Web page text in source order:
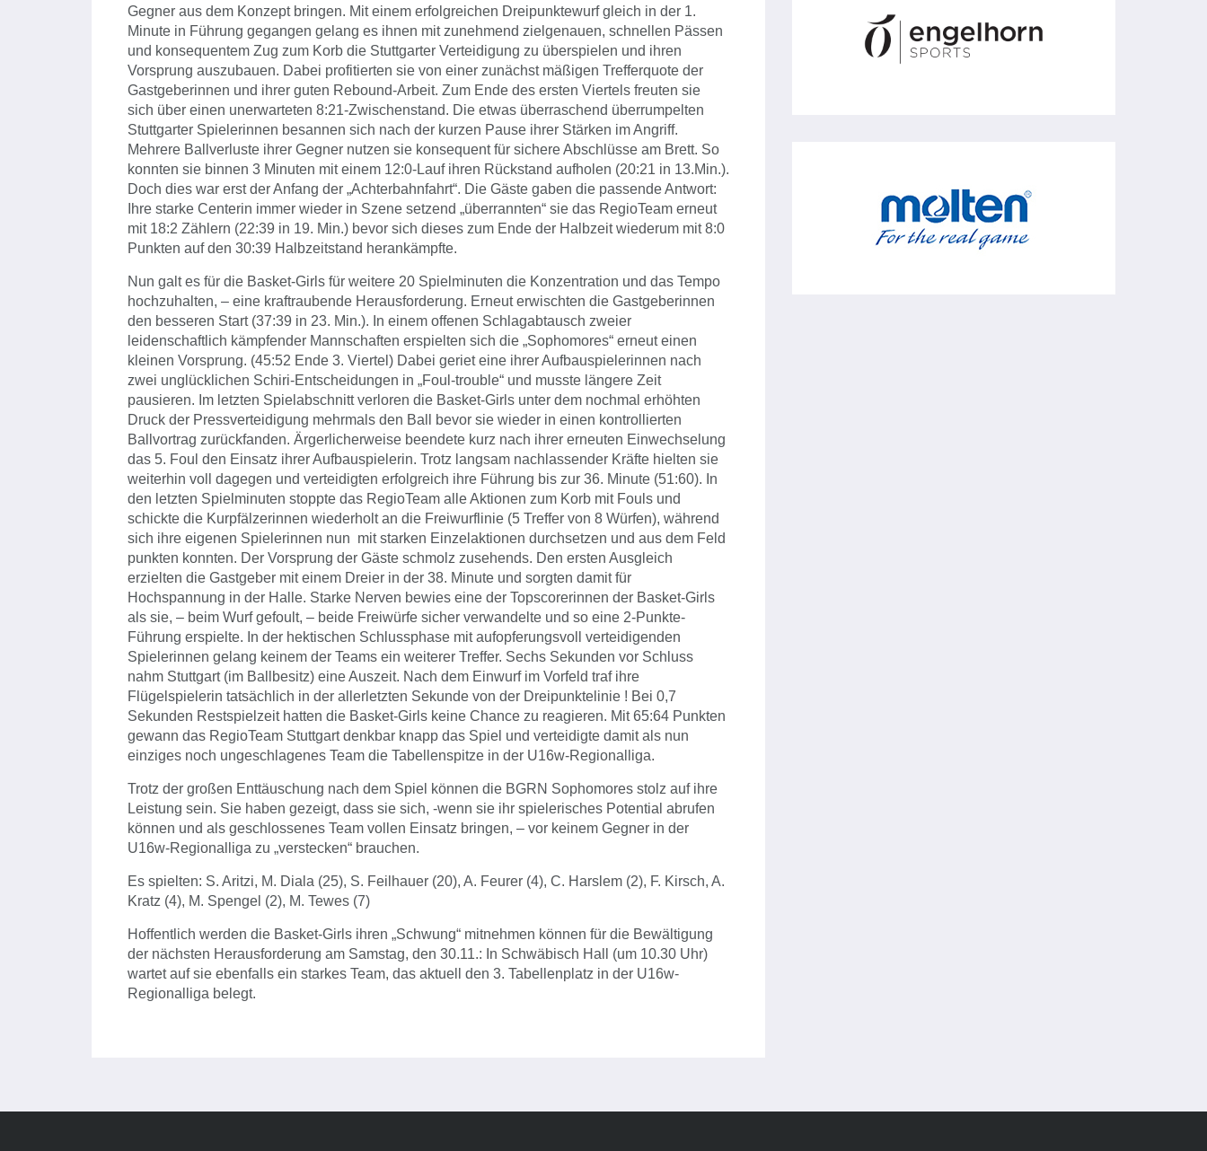
Gegner aus dem Konzept bringen. Mit einem erfolgreichen Dreipunktewurf gleich in der 1.
Minute in Führung gegangen gelang es ihnen mit zunehmend zielgenauen, schnellen Pässen
und konsequentem Zug zum Korb die Stuttgarter Verteidigung zu überspielen und ihren
Vorsprung auszubauen. Dabei profitierten sie von einer zunächst mäßigen Trefferquote der
Gastgeberinnen und ihrer guten Rebound-Arbeit. Zum Ende des ersten Viertels freuten sie
sich über einen unerwarteten 8:21-Zwischenstand. Die etwas überraschend überrumpelten
Stuttgarter Spielerinnen besannen sich nach der kurzen Pause ihrer Stärken im Angriff.
Mehrere Ballverluste ihrer Gegner nutzen sie konsequent für sichere Abschlüsse am Brett. So
konnten sie binnen 3 Minuten mit einem 12:0-Lauf ihren Rückstand aufholen (20:21 in 13.Min.).
Doch dies war erst der Anfang der „Achterbahnfahrt“. Die Gäste gaben die passende Antwort:
Ihre starke Centerin immer wieder in Szene setzend „überrannten“ sie das RegioTeam erneut
mit 18:2 Zählern (22:39 in 19. Min.) bevor sich dieses zum Ende der Halbzeit wiederum mit 8:0
Punkten auf den 30:39 Halbzeitstand herankämpfte.
Nun galt es für die Basket-Girls für weitere 20 Spielminuten die Konzentration und das Tempo
hochzuhalten, – eine kraftraubende Herausforderung. Erneut erwischten die Gastgeberinnen
den besseren Start (37:39 in 23. Min.). In einem offenen Schlagabtausch zweier
leidenschaftlich kämpfender Mannschaften erspielten sich die „Sophomores“ erneut einen
kleinen Vorsprung. (45:52 Ende 3. Viertel) Dabei geriet eine ihrer Aufbauspielerinnen nach
zwei unglücklichen Schiri-Entscheidungen in „Foul-trouble“ und musste längere Zeit
pausieren. Im letzten Spielabschnitt verloren die Basket-Girls unter dem nochmal erhöhten
Druck der Pressverteidigung mehrmals den Ball bevor sie wieder in einen kontrollierten
Ballvortrag zurückfanden. Ärgerlicherweise beendete kurz nach ihrer erneuten Einwechselung
das 5. Foul den Einsatz ihrer Aufbauspielerin. Trotz langsam nachlassender Kräfte hielten sie
weiterhin voll dagegen und verteidigten erfolgreich ihre Führung bis zur 36. Minute (51:60). In
den letzten Spielminuten stoppte das RegioTeam alle Aktionen zum Korb mit Fouls und
schickte die Kurpfälzerinnen wiederholt an die Freiwurflinie (5 Treffer von 8 Würfen), während
sich ihre eigenen Spielerinnen nun mit starken Einzelaktionen durchsetzen und aus dem Feld
punkten konnten. Der Vorsprung der Gäste schmolz zusehends. Den ersten Ausgleich
erzielten die Gastgeber mit einem Dreier in der 38. Minute und sorgten damit für
Hochspannung in der Halle. Starke Nerven bewies eine der Topscorerinnen der Basket-Girls
als sie, – beim Wurf gefoult, – beide Freiwürfe sicher verwandelte und so eine 2-Punkte-
Führung erspielte. In der hektischen Schlussphase mit aufopferungsvoll verteidigenden
Spielerinnen gelang keinem der Teams ein weiterer Treffer. Sechs Sekunden vor Schluss
nahm Stuttgart (im Ballbesitz) eine Auszeit. Nach dem Einwurf im Vorfeld traf ihre
Flügelspielerin tatsächlich in der allerletzten Sekunde von der Dreipunktelinie ! Bei 0,7
Sekunden Restspielzeit hatten die Basket-Girls keine Chance zu reagieren. Mit 65:64 Punkten
gewann das RegioTeam Stuttgart denkbar knapp das Spiel und verteidigte damit als nun
einziges noch ungeschlagenes Team die Tabellenspitze in der U16w-Regionalliga.
Trotz der großen Enttäuschung nach dem Spiel können die BGRN Sophomores stolz auf ihre
Leistung sein. Sie haben gezeigt, dass sie sich, -wenn sie ihr spielerisches Potential abrufen
können und als geschlossenes Team vollen Einsatz bringen, – vor keinem Gegner in der
U16w-Regionalliga zu „verstecken“ brauchen.
Es spielten: S. Aritzi, M. Diala (25), S. Feilhauer (20), A. Feurer (4), C. Harslem (2), F. Kirsch, A.
Kratz (4), M. Spengel (2), M. Tewes (7)
Hoffentlich werden die Basket-Girls ihren „Schwung“ mitnehmen können für die Bewältigung
der nächsten Herausforderung am Samstag, den 30.11.: In Schwäbisch Hall (um 10.30 Uhr)
wartet auf sie ebenfalls ein starkes Team, das aktuell den 3. Tabellenplatz in der U16w-
Regionalliga belegt.